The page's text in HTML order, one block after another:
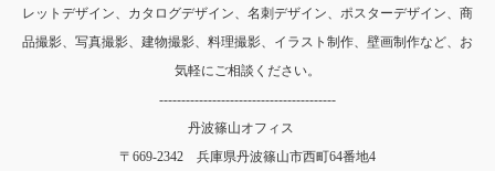
レットデザイン、カタログデザイン、名刺デザイン、ポスターデザイン、商
品撮影、写真撮影、建物撮影、料理撮影、イラスト制作、壁画制作など、お
気軽にご相談ください。
----------------------------------------
丹波篠山オフィス
〒669-2342 兵庫県丹波篠山市西町64番地4